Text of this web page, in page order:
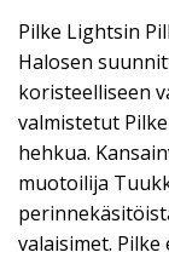
Pilke Lightsin
Halosen
koristeelliseen
valmistetut
hehkua.
muotoilija
valaisimet. Pilke